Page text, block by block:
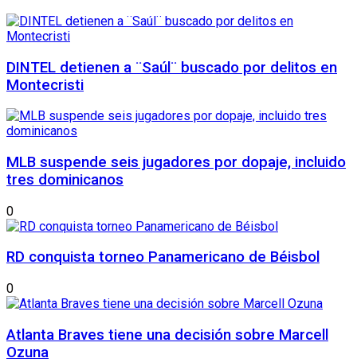
DINTEL detienen a ¨Saúl¨ buscado por delitos en
Montecristi
MLB suspende seis jugadores por dopaje, incluido
tres dominicanos
0
RD conquista torneo Panamericano de Béisbol
0
Atlanta Braves tiene una decisión sobre Marcell
Ozuna